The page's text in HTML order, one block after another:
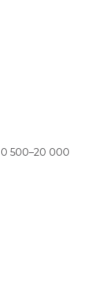
500–20 000